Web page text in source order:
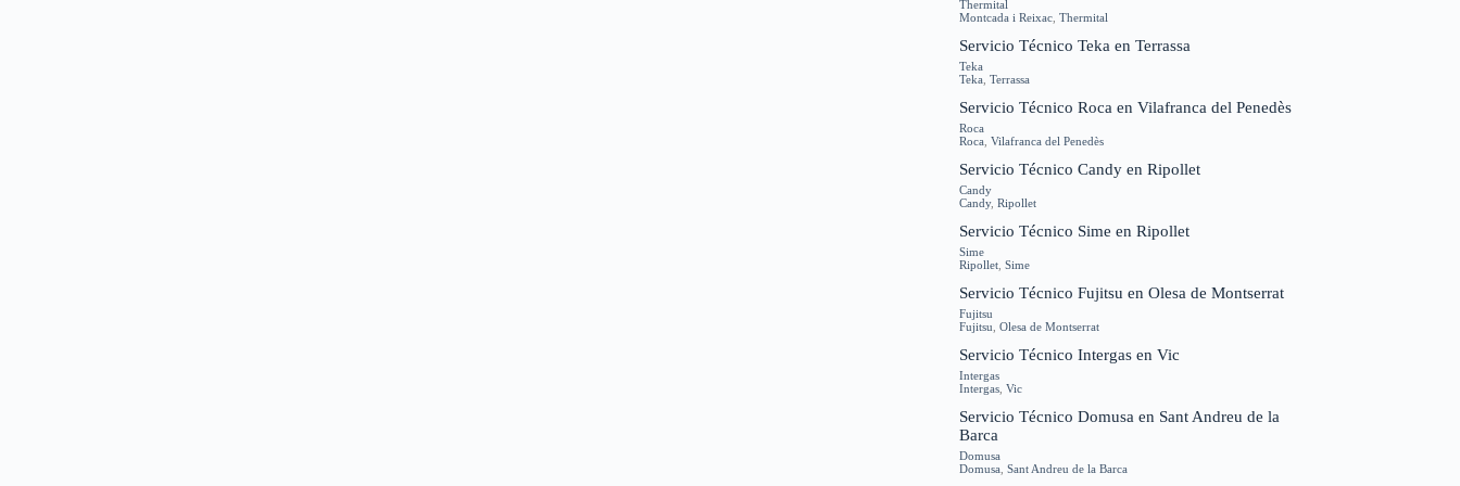
Thermital
Montcada i Reixac ,Thermital
Servicio Técnico Teka en Terrassa
Teka
Teka ,Terrassa
Servicio Técnico Roca en Vilafranca del Penedès
Roca
Roca ,Vilafranca del Penedès
Servicio Técnico Candy en Ripollet
Candy
Candy,Ripollet
Servicio Técnico Sime en Ripollet
Sime
Ripollet ,Sime
Servicio Técnico Fujitsu en Olesa de Montserrat
Fujitsu
Fujitsu ,Olesa de Montserrat
Servicio Técnico Intergas en Vic
Intergas
Intergas ,Vic
Servicio Técnico Domusa en Sant Andreu de la
Barca
Domusa
Domusa ,Sant Andreu de la Barca